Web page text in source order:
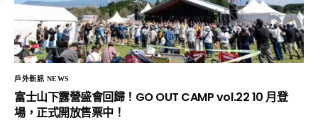
戶外新訊 NEWS
富士山下露營盛會回歸！GO OUT CAMP vol.22 10 月登
場，正式開放售票中！